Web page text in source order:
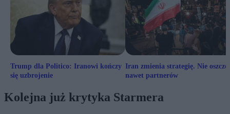
Trump dla Politico: Iranowi kończy
się uzbrojenie
Iran zmienia strategię. Nie
nawet partnerów
Kolejna już krytyka Starmera